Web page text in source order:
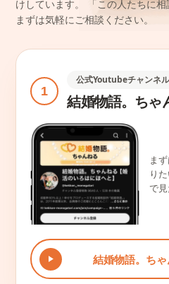
けしています。
「この人たちに
まずは気軽にご相談ください。
1
公式Youtubeチャンネ
結婚物語。ちゃ
ま
り
で見
結婚物語。ち